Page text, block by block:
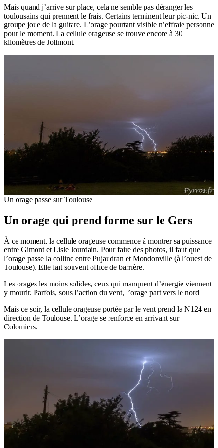
Mais quand j’arrive sur place, cela ne semble pas déranger les
toulousains qui prennent le frais. Certains terminent leur pic-nic. Un
groupe joue de la guitare. L’orage pourtant visible n’effraie personne
pour le moment. La cellule orageuse se trouve encore à 30
kilomètres de Jolimont.
Un orage passe sur Toulouse
Un orage qui prend forme sur le Gers
À ce moment, la cellule orageuse commence à montrer sa puissance
entre Gimont et Lisle Jourdain. Pour faire des photos, il faut que
l’orage passe la colline entre Pujaudran et Mondonville (à l’ouest de
Toulouse). Elle fait souvent office de barrière.
Les orages les moins solides, ceux qui manquent d’énergie viennent
y mourir. Parfois, sous l’action du vent, l’orage part vers le nord.
Mais ce soir, la cellule orageuse portée par le vent prend la N124 en
direction de Toulouse. L’orage se renforce en arrivant sur
Colomiers.